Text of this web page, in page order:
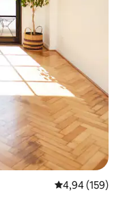
Keskmine
4,94 (159)